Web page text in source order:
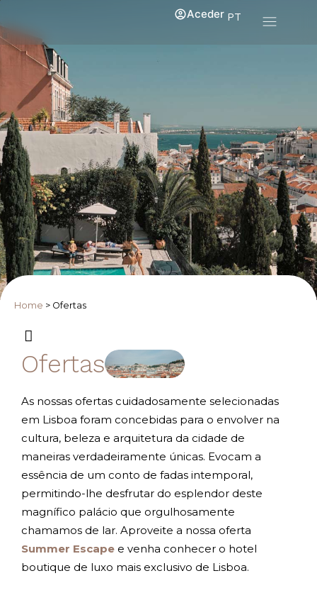
PT
Aceder
Home > Ofertas
Ofertas
As nossas ofertas cuidadosamente selecionadas
em Lisboa foram concebidas para o envolver na
cultura, beleza e arquitetura da cidade de
maneiras verdadeiramente únicas. Evocam a
essência de um conto de fadas intemporal,
permitindo-lhe desfrutar do esplendor deste
magnífico palácio que orgulhosamente
chamamos de lar. Aproveite a nossa oferta
Summer Escape e venha conhecer o hotel
boutique de luxo mais exclusivo de Lisboa.